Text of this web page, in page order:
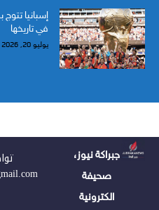
في تاريخها
يوليو 20, 2026
جبراكة نيوز،
صحيفة
الكترونية